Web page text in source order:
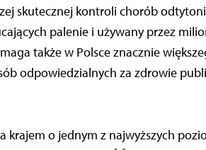
skutecznej kontroli chorób
palenie i używany przez
także w Polsce znacznie
odpowiedzialnych za zdrowie
krajem o jednym z najwyższych